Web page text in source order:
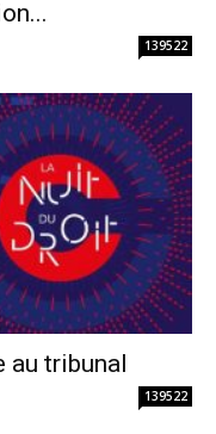
139522
au tribunal
139522